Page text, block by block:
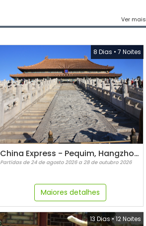
Ver mais
8 Dias • 7 Noites
China Express - Pequim, Hangzhou e Xangai
Partidas de 24 de agosto 2026 a 28 de outubro 2026
Maiores detalhes
13 Dias •12 Noites